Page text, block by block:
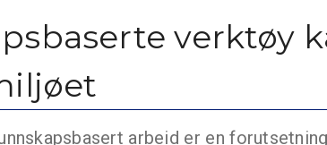
verktøy
arbeid er en